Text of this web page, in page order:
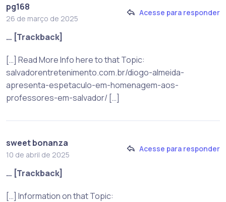
pg168
26 de março de 2025
Acesse para responder
… [Trackback]
[…] Read More Info here to that Topic:
salvadorentretenimento.com.br/diogo-almeida-
apresenta-espetaculo-em-homenagem-aos-
professores-em-salvador/ […]
sweet bonanza
10 de abril de 2025
Acesse para responder
… [Trackback]
[…] Information on that Topic: